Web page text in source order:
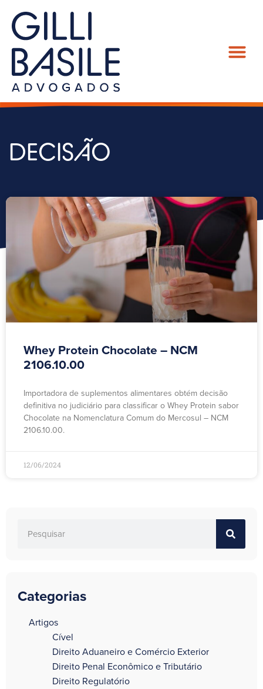
DECISÃO
Whey Protein Chocolate – NCM
2106.10.00
Importadora de suplementos alimentares obtém decisão
definitiva no judiciário para classificar o Whey Protein sabor
Chocolate na Nomenclatura Comum do Mercosul – NCM
2106.10.00.
12/06/2024
Categorias
Artigos
Cível
Direito Aduaneiro e Comércio Exterior
Direito Penal Econômico e Tributário
Direito Regulatório